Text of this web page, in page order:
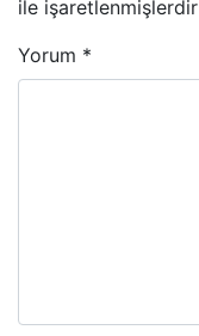
ile işaretlenmişlerdir
Yorum *